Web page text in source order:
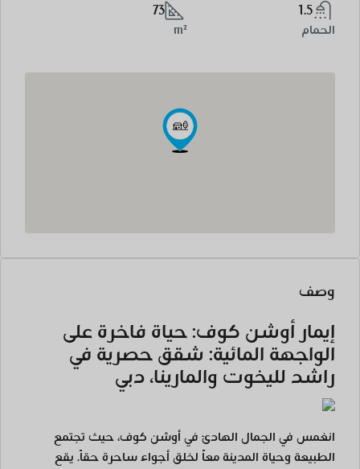
1.5
الحمام
73
m²
وصف
إيمار أوشن كوف: حياة فاخرة على
الواجهة المائية: شقق حصرية في
راشد لليخوت والمارينا، دبي
انغمس في الجمال الهادئ في أوشن كوف، حيث تجتمع
الطبيعة وحياة المدينة معاً لخلق أجواء ساحرة حقاً. يقع